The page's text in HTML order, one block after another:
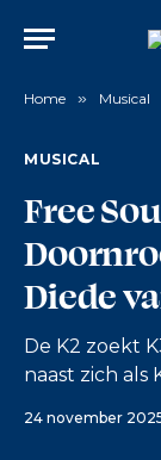
Home » Musical
MUSICAL
Free
Diede
De K2 zoekt
naast zich als
24 november